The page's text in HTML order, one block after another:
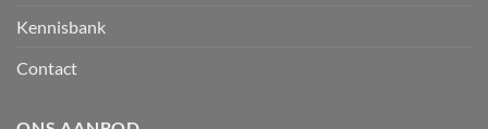
Kennisbank
Contact